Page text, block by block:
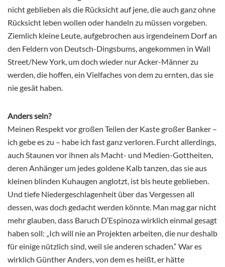
nicht geblieben als die Rücksicht auf jene, die auch ganz ohne
Rücksicht leben wollen oder handeln zu müssen vorgeben.
Ziemlich kleine Leute, aufgebrochen aus irgendeinem Dorf an
den Feldern von Deutsch-Dingsbums, angekommen in Wall
Street/New York, um doch wieder nur Acker-Männer zu
werden, die hoffen, ein Vielfaches von dem zu ernten, das sie
nie gesät haben.
Anders sein?
Meinen Respekt vor großen Teilen der Kaste großer Banker –
ich gebe es zu – habe ich fast ganz verloren. Furcht allerdings,
auch Staunen vor ihnen als Macht- und Medien-Gottheiten,
deren Anhänger um jedes goldene Kalb tanzen, das sie aus
kleinen blinden Kuhaugen anglotzt, ist bis heute geblieben.
Und tiefe Niedergeschlagenheit über das Vergessen all
dessen, was doch gedacht werden könnte. Man mag gar nicht
mehr glauben, dass Baruch D’Espinoza wirklich einmal gesagt
haben soll: „Ich will nie an Projekten arbeiten, die nur deshalb
für einige nützlich sind, weil sie anderen schaden.“ War es
wirklich Günther Anders, von dem es heißt, er hätte